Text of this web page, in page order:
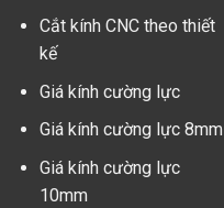
Cắt kính CNC theo thiết
kế
Giá kính cường lực
Giá kính cường lực 8mm
Giá kính cường lực
10mm